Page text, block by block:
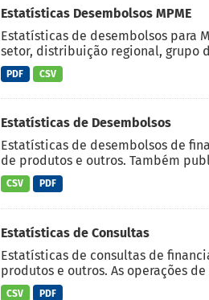
Estatísticas Desembolsos MPME
Estatísticas de desembolsos para
setor, distribuição regional, grupo
PDF CSV
Estatísticas de Desembolsos
Estatísticas de desembolsos de
de produtos e outros. Também
CSV PDF
Estatísticas de Consultas
Estatísticas de consultas de
produtos e outros. As operações
CSV PDF